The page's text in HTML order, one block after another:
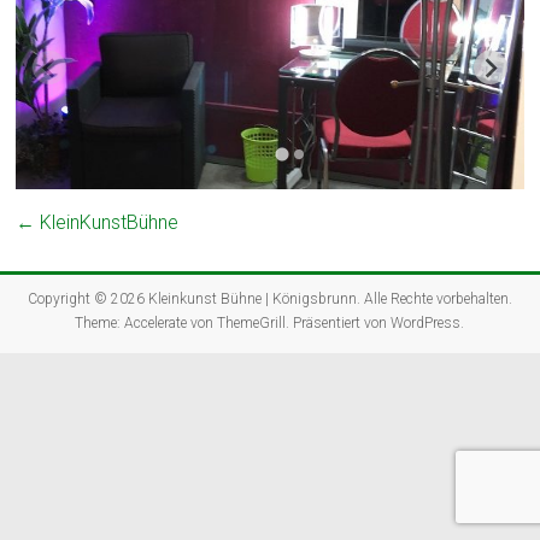
← KleinKunstBühne
Copyright © 2026 Kleinkunst Bühne | Königsbrunn. Alle Rechte vorbehalten.
Theme:Accelerate von ThemeGrill. Präsentiert vonWordPress.